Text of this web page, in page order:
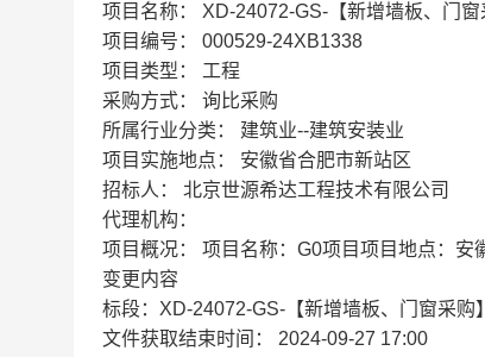
项目名称：
XD-24072-GS-【新增墙板、门窗
项目编号：
000529-24XB1338
项目类型：
工程
采购方式：
询比采购
所属行业分类：
建筑业--建筑安装业
项目实施地点：
安徽省合肥市新站区
招标人：
北京世源希达工程技术有限公司
代理机构：
项目概况：
项目名称：G0项目项目地点：安
变更内容
标段：XD-24072-GS-【新增墙板、门窗采购
文件获取结束时间：
2024-09-27 17:00